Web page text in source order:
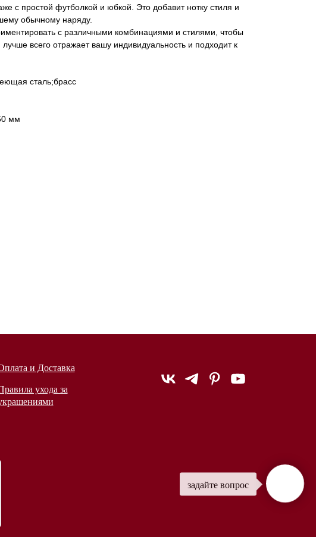
с простой футболкой и юбкой. Это добавит нотку стиля и
обычному наряду.
с различными комбинациями и стилями, чтобы
лучше всего отражает вашу индивидуальность и подходит к
сталь;брасс
мм
задайте вопрос
и Доставка
ухода за